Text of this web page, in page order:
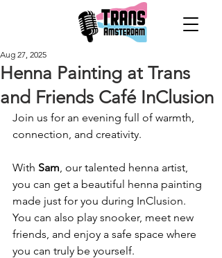
Henna Painting at Trans
and Friends Café InClusion
Aug 27, 2025
Join us for an evening full of warmth,
connection, and creativity.
With Sam, our talented henna artist,
you can get a beautiful henna painting
made just for you during InClusion.
You can also play snooker, meet new
friends, and enjoy a safe space where
you can truly be yourself.